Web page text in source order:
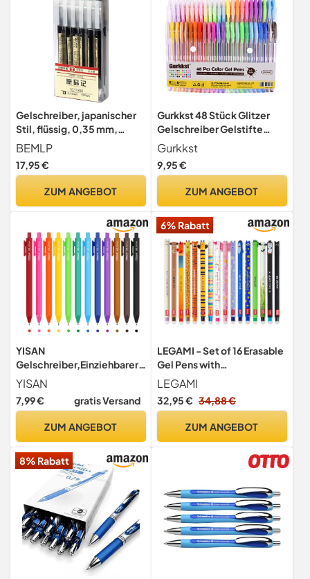
Gelschreiber, japanischer
Stil, flüssig, 0,35 mm,
ultrafeiner Kugelschreiber,
für Büro, Schule,
Schreibwaren, 12
BEMLP
17,95 €
ZUM ANGEBOT
Gurkkst 48 Stück Glitzer
Gelschreiber Gelstifte
Multicolor Gel Stift Set
Zeichnen und Schreiben(12
Metallic + 12 Glitzer + 12
Gurkkst
9,95 €
ZUM ANGEBOT
YISAN
Gelschreiber,Einziehbarer
Kugelschreiber
bunt,Gelstifte 12 Farben
YISAN
7,99 € gratis Versand
ZUM ANGEBOT
6% Rabatt
LEGAMI - Set of 16 Erasable
Gel Pens with
Thermosensitive Erase Ink,
0.7mm Tip, Animal Designs'
LEGAMI
32,95 € 34,88 €
ZUM ANGEBOT
8% Rabatt